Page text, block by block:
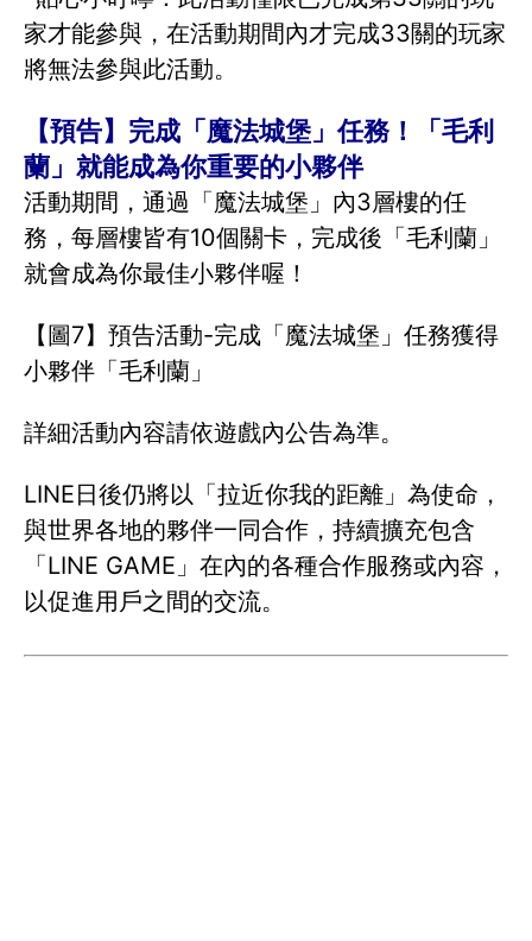
家才能參與，在活動期間內才完成33關的玩家
將無法參與此活動。
【預告】完成「魔法城堡」任務！「毛利
蘭」就能成為你重要的小夥伴
活動期間，通過「魔法城堡」內3層樓的任
務，每層樓皆有10個關卡，完成後「毛利蘭」
就會成為你最佳小夥伴喔！
【圖7】預告活動-完成「魔法城堡」任務獲得
小夥伴「毛利蘭」
詳細活動內容請依遊戲內公告為準。
LINE日後仍將以「拉近你我的距離」為使命，
與世界各地的夥伴一同合作，持續擴充包含
「LINE GAME」在內的各種合作服務或內容，
以促進用戶之間的交流。